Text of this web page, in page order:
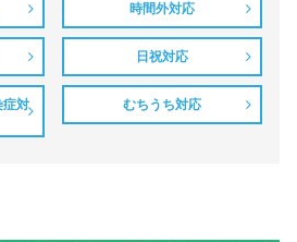
時間外対応
日祝対応
症対
むちうち対応